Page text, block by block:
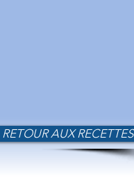
RETOUR AUX RECETTES